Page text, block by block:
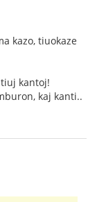
kazo, tiuokaze
kantoj!
kaj kanti..